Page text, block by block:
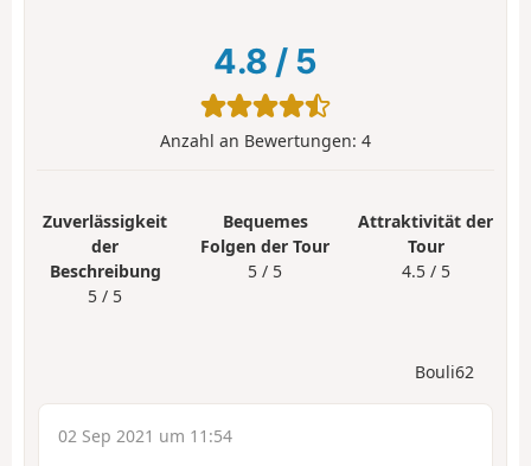
4.8 / 5
Anzahl an Bewertungen: 4
Zuverlässigkeit
der
Beschreibung
5 / 5
Bequemes
Folgen der Tour
5 / 5
Attraktivität der
Tour
4.5 / 5
Bouli62
02 Sep 2021 um 11:54